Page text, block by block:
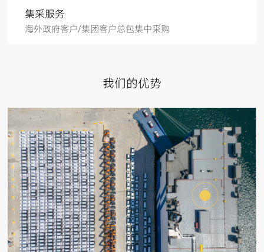
集采服务
海外政府客户/集团客户总包集中采购
我们的优势